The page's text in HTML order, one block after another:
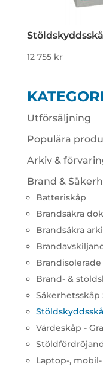
12 755 kr
Utförsäljning
Populära
Arkiv &
Brand &
Batteriskåp
Brandsäkra
Brandsäkra
Brandisolerade
Brand- &
Säkerhetsskåp
Värdeskåp -
Laptop-,